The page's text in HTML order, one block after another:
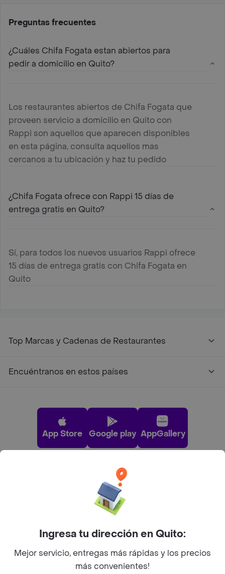
Preguntas frecuentes
¿Cuáles Chifa Fogata estan abiertos para
pedir a domicilio en Quito?
Los restaurantes abiertos de Chifa Fogata que
proveen servicio a domicilio en Quito con
Rappi son aquellos que aparecen disponibles
en esta página, consulta aquellos mas
cercanos a tu ubicación y haz tu pedido
¿Chifa Fogata ofrece con Rappi 15 días de
entrega gratis en Quito?
Sí, para todos los nuevos usuarios Rappi ofrece
15 días de entrega gratis con Chifa Fogata en
Quito
Top Marcas y Cadenas de Restaurantes
Encuéntranos en estos países
App Store Google play AppGallery
Pide tu comida favorita cerca de ti
Ingresa tu dirección en Quito:
Mejor servicio, entregas más rápidas y los precios
más convenientes!